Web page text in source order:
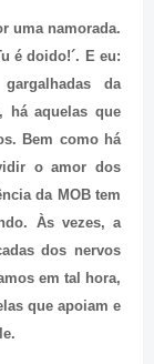
uma namorada.
é doido!´. E eu:
da
há aquelas que
Bem como há
o amor dos
da MOB tem
Às vezes, a
dos nervos
em tal hora,
que apoiam e